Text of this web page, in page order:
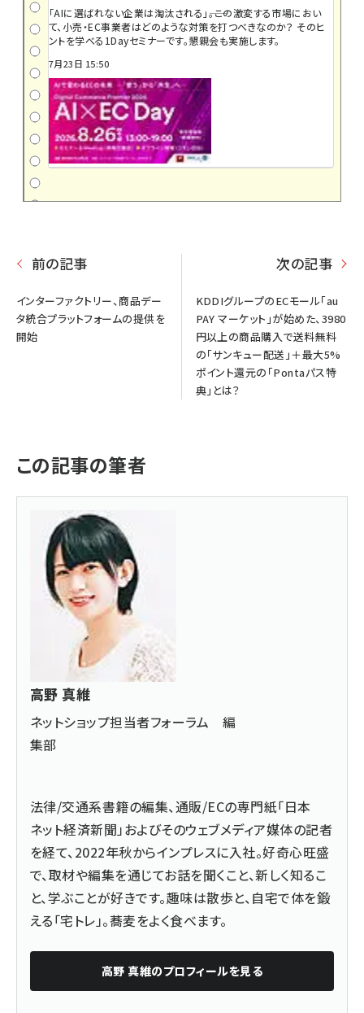
「AIに選ばれない企業は淘汰される」――。この激変する市場におい
て、小売・EC事業者はどのような対策を打つべきなのか？ そのヒ
ントを学べる1Dayセミナーです。懇親会も実施します。
7月23日 15:50
前の記事
インターファクトリー、商品デー
タ統合プラットフォームの提供を
開始
次の記事
KDDIグループのECモール「au
PAY マーケット」が始めた、3980
円以上の商品購入で送料無料
の「サンキュー配送」＋最大5%
ポイント還元の「Pontaパス特
典」とは？
この記事の筆者
高野 真維
ネットショップ担当者フォーラム 編
集部
法律/交通系書籍の編集、通販/ECの専門紙「日本
ネット経済新聞」およびそのウェブメディア媒体の記者
を経て、2022年秋からインプレスに入社。好奇心旺盛
で、取材や編集を通じてお話を聞くこと、新しく知るこ
と、学ぶことが好きです。趣味は散歩と、自宅で体を鍛
える「宅トレ」。蕎麦をよく食べます。
高野 真維のプロフィールを見る